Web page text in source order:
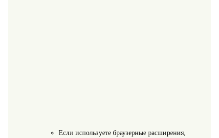
Если используете браузерные расширения,